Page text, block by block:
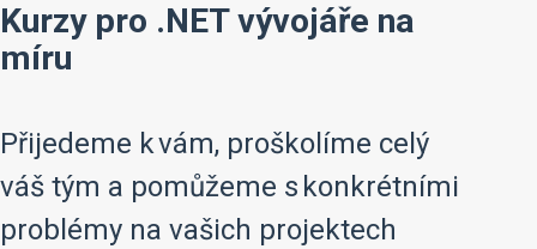
Kurzy pro .NET vývojáře na
míru
Přijedeme k vám, proškolíme celý
váš tým a pomůžeme s konkrétními
problémy na vašich projektech